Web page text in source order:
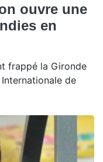
ouvre une
en
frappé la Gironde
Internationale de